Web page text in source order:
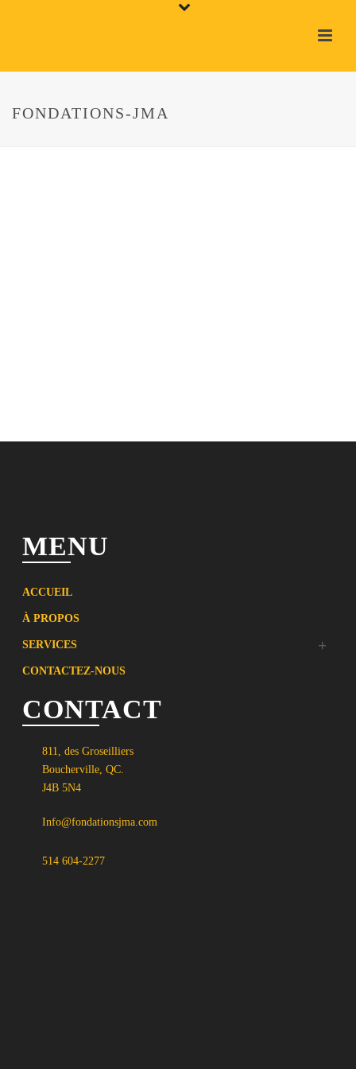
FONDATIONS-JMA
MENU
ACCUEIL
À PROPOS
SERVICES
CONTACTEZ-NOUS
CONTACT
811, des Groseilliers
Boucherville, QC.
J4B 5N4
Info@fondationsjma.com
514 604-2277